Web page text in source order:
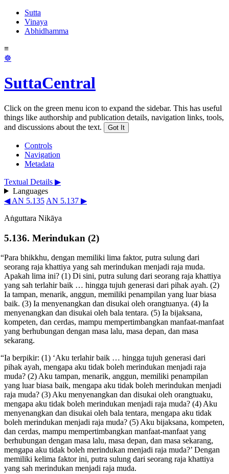
Sutta
Vinaya
Abhidhamma
≡
☸
SuttaCentral
Click on the green menu icon to expand the sidebar. This has useful
things like authorship and publication details, navigation links, tools,
and discussions about the text.
Got It
Controls
Navigation
Metadata
Textual Details ▶
Languages
◀ AN 5.135 AN 5.137 ▶
Aṅguttara Nikāya
5.136. Merindukan (2)
“Para bhikkhu, dengan memiliki lima faktor, putra sulung dari
seorang raja khattiya yang sah merindukan menjadi raja muda.
Apakah lima ini? (1) Di sini, putra sulung dari seorang raja khattiya
yang sah terlahir baik … hingga tujuh generasi dari pihak ayah. (2)
Ia tampan, menarik, anggun, memiliki penampilan yang luar biasa
baik. (3) Ia menyenangkan dan disukai oleh orangtuanya. (4) Ia
menyenangkan dan disukai oleh bala tentara. (5) Ia bijaksana,
kompeten, dan cerdas, mampu mempertimbangkan manfaat-manfaat
yang berhubungan dengan masa lalu, masa depan, dan masa
sekarang.
“Ia berpikir: (1) ‘Aku terlahir baik … hingga tujuh generasi dari
pihak ayah, mengapa aku tidak boleh merindukan menjadi raja
muda? (2) Aku tampan, menarik, anggun, memiliki penampilan
yang luar biasa baik, mengapa aku tidak boleh merindukan menjadi
raja muda? (3) Aku menyenangkan dan disukai oleh orangtuaku,
mengapa aku tidak boleh merindukan menjadi raja muda? (4) Aku
menyenangkan dan disukai oleh bala tentara, mengapa aku tidak
boleh merindukan menjadi raja muda? (5) Aku bijaksana, kompeten,
dan cerdas, mampu mempertimbangkan manfaat-manfaat yang
berhubungan dengan masa lalu, masa depan, dan masa sekarang,
mengapa aku tidak boleh merindukan menjadi raja muda?’ Dengan
memiliki kelima faktor ini, putra sulung dari seorang raja khattiya
yang sah merindukan menjadi raja muda.